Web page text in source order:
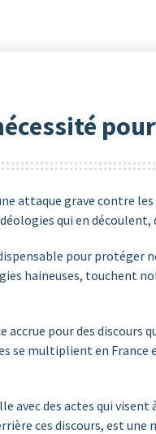
attaque grave contre
qui en découlent,
pour protéger
haineuses, touchent
accrue pour des discours
se multiplient en France
avec des actes qui visent
ces discours, est une